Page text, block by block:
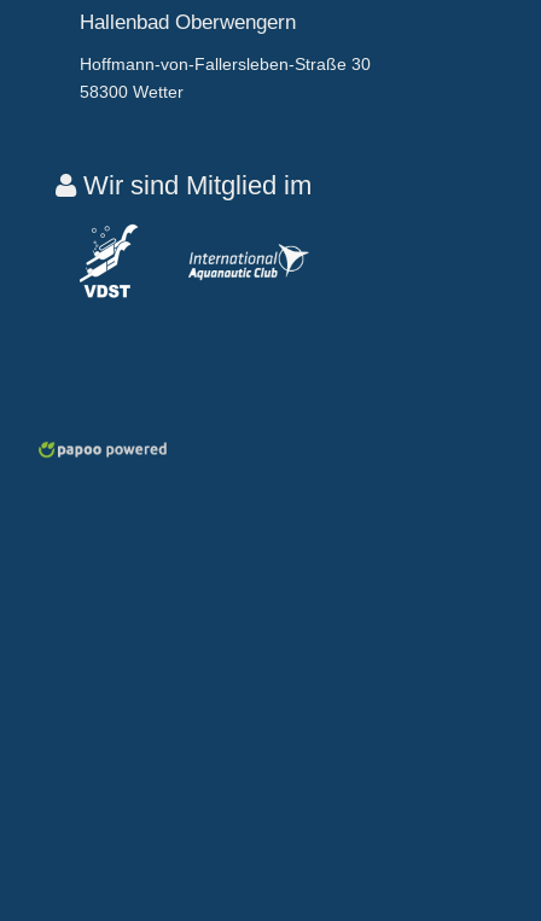
Hallenbad Oberwengern
Hoffmann-von-Fallersleben-Straße 30
58300 Wetter
Wir sind Mitglied im